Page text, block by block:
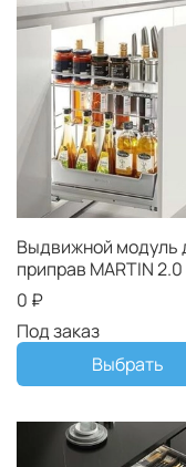
Выдвижной модуль
приправ MARTIN 2.0
0 ₽
Под заказ
Выбрать